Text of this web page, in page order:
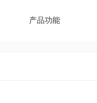
产品功能